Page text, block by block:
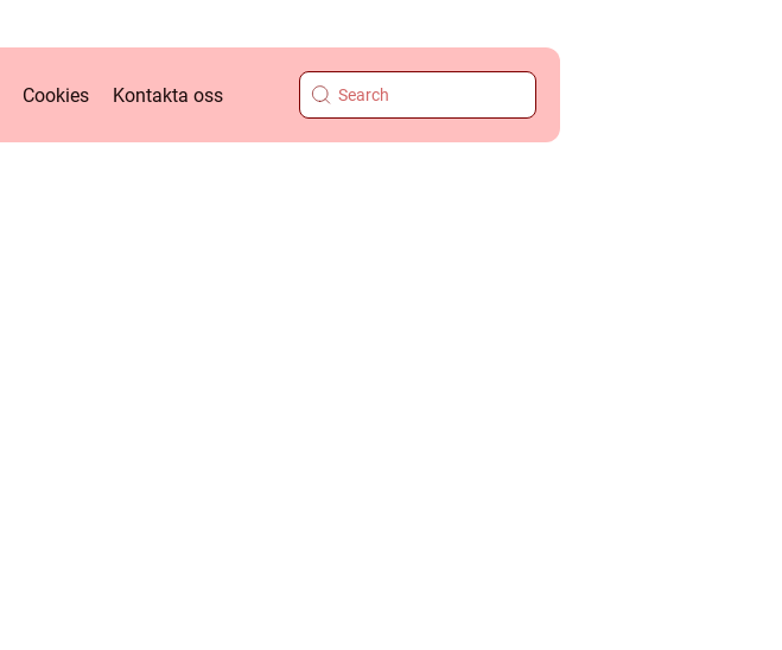
Cookies Kontakta oss